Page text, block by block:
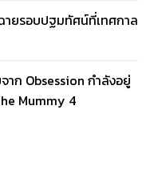
ยรอบปฐมทัศน์ที่เทศกาล
ก Obsession กำลังอยู่
Mummy 4